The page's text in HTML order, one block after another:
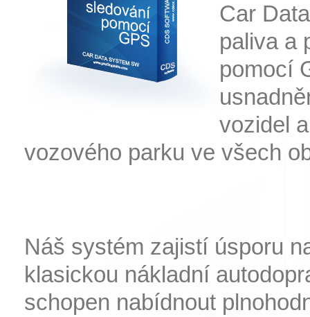
Car
paliva a
pomocí
vozidel
vozového parku ve všech
Náš systém zajistí úsporu
klasickou nákladní
schopen nabídnout